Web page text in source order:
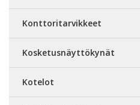
Konttoritarvikkeet
Kosketusnäyttökynät
Kotelot